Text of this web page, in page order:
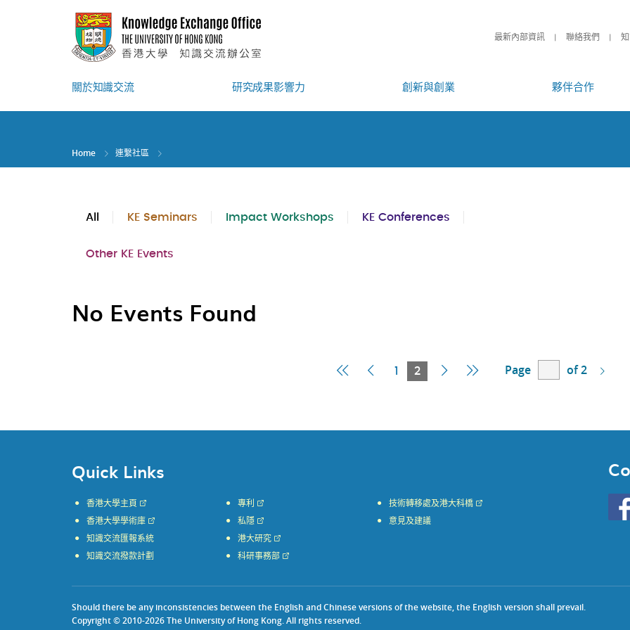
最新內部資訊 聯絡我們
關於知識交流 研究成果影響力 創新與創業 夥伴合作
Home 連繫社區
All KE Seminars Impact Workshops KE Conferences
Other KE Events
No Events Found
FirstPrevious
1 2CurrentNext Last
Page of 2
Quick Links
香港大學主頁
香港大學學術庫
知識交流匯報系統
知識交流撥款計劃
專利
私隱
港大研究
科研事務部
技術轉移處及港大科橋
意見及建議
HKU
Should there be any inconsistencies between the English and Chinese versions of the website, the English version shall prevail.
Copyright © 2010-2026 The University of Hong Kong. All rights reserved.